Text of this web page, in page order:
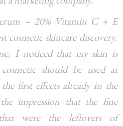
– 20% Vitamin C + E
cosmetic skincare discovery.
I noticed that my skin is
should be used at
first effects already in the
impression that the fine
were the leftovers of